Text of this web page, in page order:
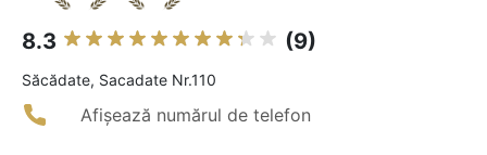
8.3 (9)
Săcădate, Sacadate Nr.110
Afișează numărul de telefon